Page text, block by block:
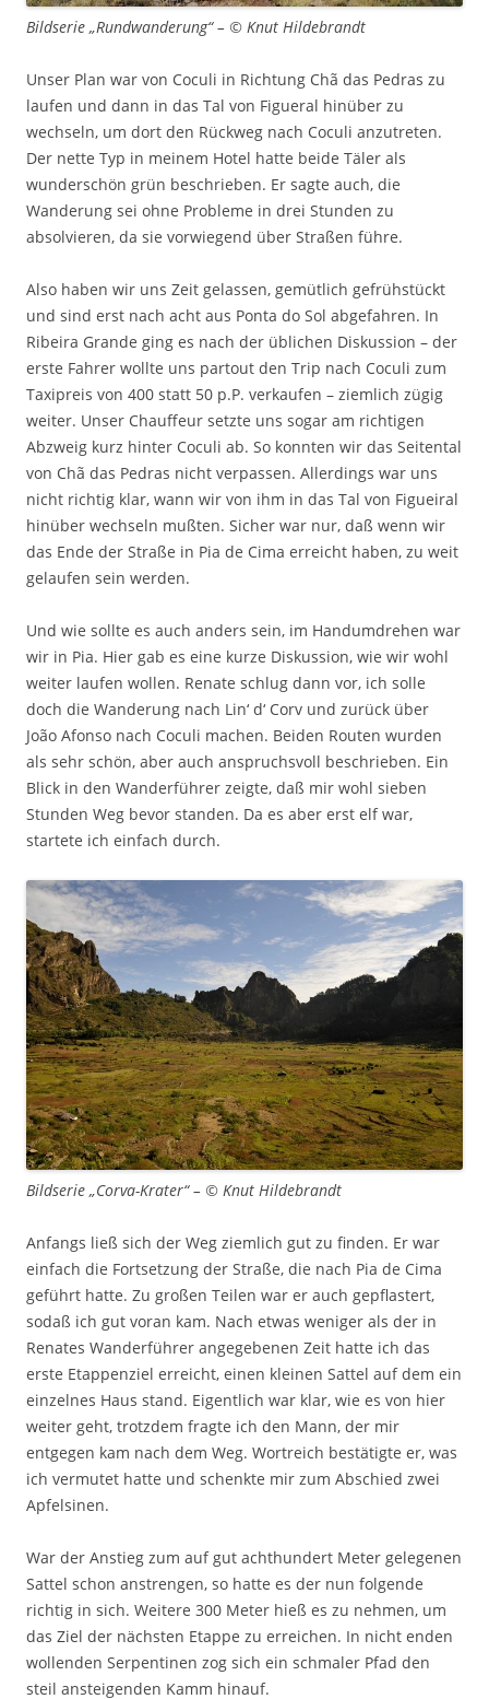
Bildserie „Rundwanderung“ – © Knut Hildebrandt
Unser Plan war von Coculi in Richtung Chã das Pedras zu
laufen und dann in das Tal von Figueral hinüber zu
wechseln, um dort den Rückweg nach Coculi anzutreten.
Der nette Typ in meinem Hotel hatte beide Täler als
wunderschön grün beschrieben. Er sagte auch, die
Wanderung sei ohne Probleme in drei Stunden zu
absolvieren, da sie vorwiegend über Straßen führe.
Also haben wir uns Zeit gelassen, gemütlich gefrühstückt
und sind erst nach acht aus Ponta do Sol abgefahren. In
Ribeira Grande ging es nach der üblichen Diskussion – der
erste Fahrer wollte uns partout den Trip nach Coculi zum
Taxipreis von 400 statt 50 p.P. verkaufen – ziemlich zügig
weiter. Unser Chauffeur setzte uns sogar am richtigen
Abzweig kurz hinter Coculi ab. So konnten wir das Seitental
von Chã das Pedras nicht verpassen. Allerdings war uns
nicht richtig klar, wann wir von ihm in das Tal von Figueiral
hinüber wechseln mußten. Sicher war nur, daß wenn wir
das Ende der Straße in Pia de Cima erreicht haben, zu weit
gelaufen sein werden.
Und wie sollte es auch anders sein, im Handumdrehen war
wir in Pia. Hier gab es eine kurze Diskussion, wie wir wohl
weiter laufen wollen. Renate schlug dann vor, ich solle
doch die Wanderung nach Lin‘ d‘ Corv und zurück über
João Afonso nach Coculi machen. Beiden Routen wurden
als sehr schön, aber auch anspruchsvoll beschrieben. Ein
Blick in den Wanderführer zeigte, daß mir wohl sieben
Stunden Weg bevor standen. Da es aber erst elf war,
startete ich einfach durch.
Bildserie „Corva-Krater“ – © Knut Hildebrandt
Anfangs ließ sich der Weg ziemlich gut zu finden. Er war
einfach die Fortsetzung der Straße, die nach Pia de Cima
geführt hatte. Zu großen Teilen war er auch gepflastert,
sodaß ich gut voran kam. Nach etwas weniger als der in
Renates Wanderführer angegebenen Zeit hatte ich das
erste Etappenziel erreicht, einen kleinen Sattel auf dem ein
einzelnes Haus stand. Eigentlich war klar, wie es von hier
weiter geht, trotzdem fragte ich den Mann, der mir
entgegen kam nach dem Weg. Wortreich bestätigte er, was
ich vermutet hatte und schenkte mir zum Abschied zwei
Apfelsinen.
War der Anstieg zum auf gut achthundert Meter gelegenen
Sattel schon anstrengen, so hatte es der nun folgende
richtig in sich. Weitere 300 Meter hieß es zu nehmen, um
das Ziel der nächsten Etappe zu erreichen. In nicht enden
wollenden Serpentinen zog sich ein schmaler Pfad den
steil ansteigenden Kamm hinauf.